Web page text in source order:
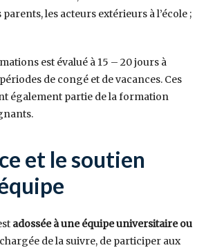
les acteurs extérieurs à l’école ;
est évalué à 15 – 20 jours à
de congé et de vacances. Ces
également partie de la formation
et le soutien
adossée à une équipe universitaire ou
de la suivre, de participer aux